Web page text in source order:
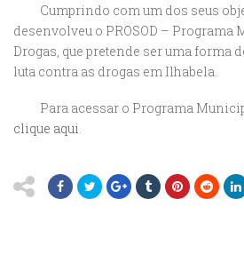
Cumprindo com um dos seus
desenvolveu o PROSOD – Programa
Drogas, que pretende ser uma forma
luta contra as drogas em Ilhabela.
Para acessar o Programa
clique aqui.